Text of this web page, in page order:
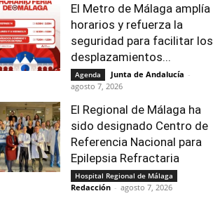
El Metro de Málaga amplía
horarios y refuerza la
seguridad para facilitar los
desplazamientos...
Agenda Junta de Andalucía -
agosto 7, 2026
El Regional de Málaga ha
sido designado Centro de
Referencia Nacional para
Epilepsia Refractaria
Hospital Regional de Málaga
Redacción - agosto 7, 2026